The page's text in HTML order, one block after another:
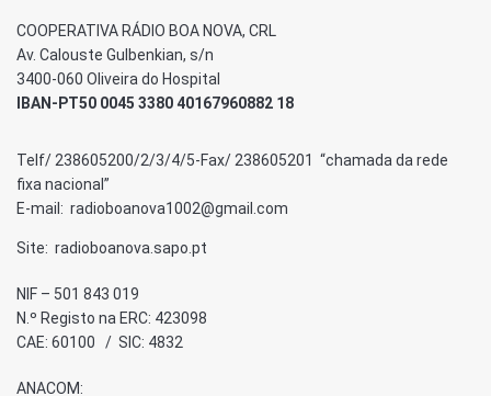
COOPERATIVA RÁDIO BOA NOVA, CRL
Av. Calouste Gulbenkian, s/n
3400-060 Oliveira do Hospital
IBAN-PT50 0045 3380 40167960882 18
Telf/ 238605200/2/3/4/5-Fax/ 238605201 “chamada da rede
fixa nacional”
E-mail: radioboanova1002@gmail.com
Site: radioboanova.sapo.pt
NIF – 501 843 019
N.º Registo na ERC: 423098
CAE: 60100 / SIC: 4832
ANACOM: